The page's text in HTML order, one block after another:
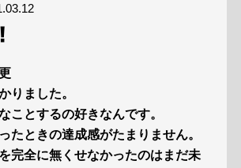
りました。
ことするの好きなんです。
たときの達成感がたまりません。
完全に無くせなかったのはまだ未